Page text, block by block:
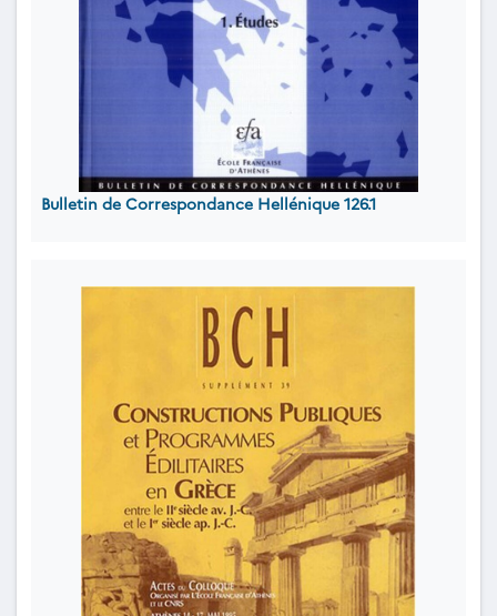
Bulletin de Correspondance Hellénique 126.1